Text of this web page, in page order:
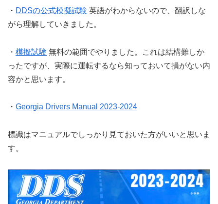
・ DDSの公式模擬試験 英語がわからないので、翻訳しな
がら理解していきました。
・ 模擬試験 無料の範囲でやりました。これは結構難しか
ったですが、実際に運転するなら知っておいて損がない内
容かと思います。
・ Georgia Drivers Manual 2023-2024
標識はマニュアルでしっかり見ておいた方がいいと思いま
す。